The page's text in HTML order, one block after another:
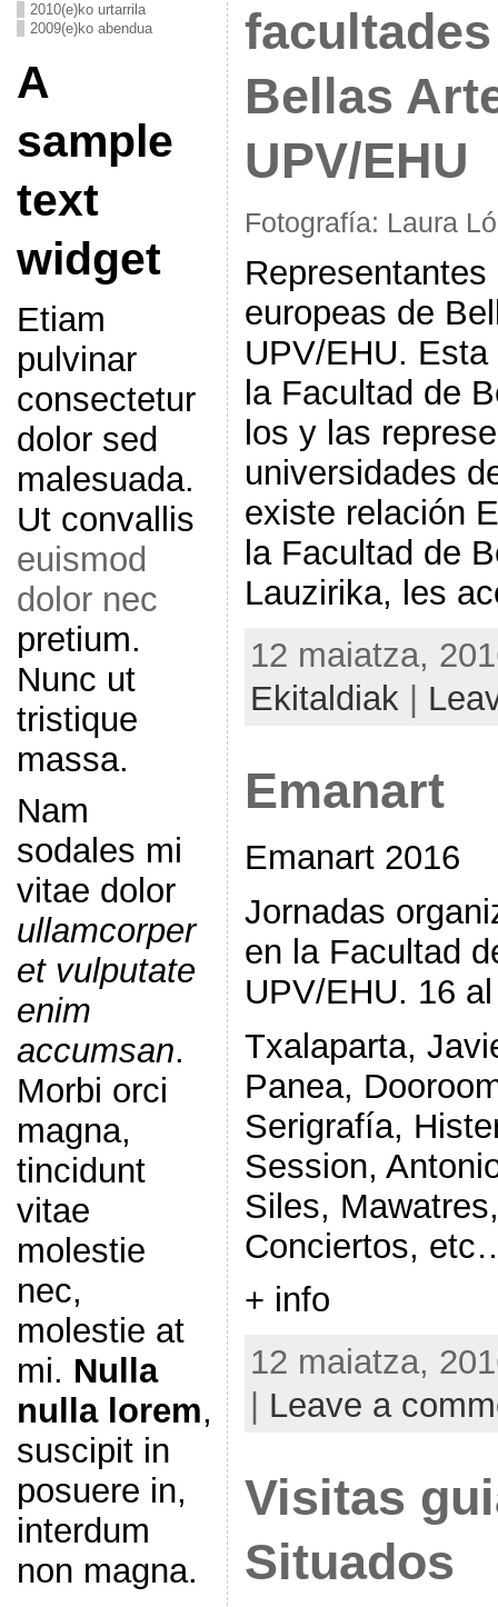
2010(e)ko urtarrila
2009(e)ko abendua
A
sample
text
widget
Etiam
pulvinar
consectetur
dolor sed
malesuada.
Ut convallis
euismod
dolor nec
pretium.
Nunc ut
tristique
massa.
Nam
sodales mi
vitae dolor
ullamcorper
et vulputate
enim
accumsan.
Morbi orci
magna,
tincidunt
vitae
molestie
nec,
molestie at
mi. Nulla
nulla lorem,
suscipit in
posuere in,
interdum
non magna.
Bellas
UPV/EHU
Fotografía: Laura
europeas de
UPV/EHU.
la Facultad de
los y las
universidades
existe relación
la Facultad de
Lauzirika, les
12 maiatza,
Ekitaldiak|
Emanart
Emanart 2016
Jornadas
en la Facultad
UPV/EHU. 16
Txalaparta,
Panea,
Serigrafía,
Session,
Siles,
Conciertos,
+ info
12 maiatza,
Leave a
Visitas
Situados